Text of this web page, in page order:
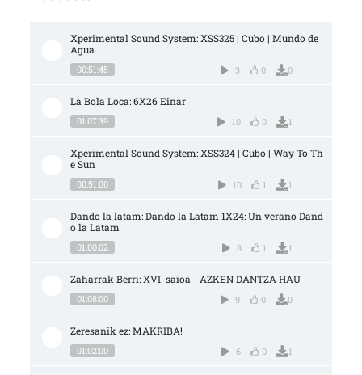
Xperimental Sound System: XSS325 | Cubo | Mundo de
Agua
00:51:45 3 0 0
La Bola Loca: 6X26 Einar
01:07:39 10 0 1
Xperimental Sound System: XSS324 | Cubo | Way To Th
e Sun
00:51:00 10 1 1
Dando la latam: Dando la Latam 1X24: Un verano Dand
o la Latam
01:00:02 8 1 1
Zaharrak Berri: XVI. saioa - AZKEN DANTZA HAU
01:08:00 9 0 0
Zeresanik ez: MAKRIBA!
01:02:00 6 0 1